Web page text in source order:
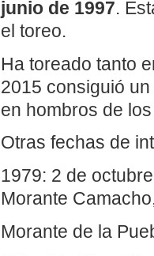
junio de 1997.
el toreo.
Ha toreado tanto
2015 consiguió
en hombros de
Otras fechas de
1979: 2 de
Morante
Morante de la